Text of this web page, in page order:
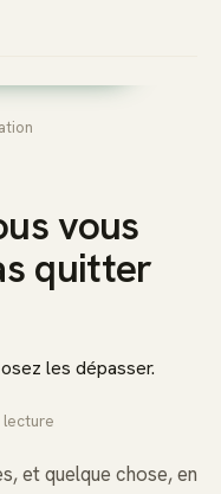
vous dès
vous
quitter
les dépasser.
lecture
et quelque chose, en